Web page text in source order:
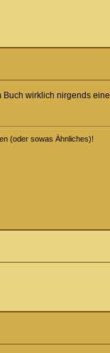
wirklich nirgends
(oder sowas Ähnliches)!